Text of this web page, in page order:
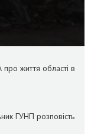
життя області в
ГУНП розповість